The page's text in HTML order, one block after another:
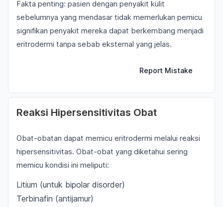
Fakta penting: pasien dengan penyakit kulit
sebelumnya yang mendasar tidak memerlukan pemicu
signifikan penyakit mereka dapat berkembang menjadi
eritrodermi tanpa sebab eksternal yang jelas.
Report Mistake
Reaksi Hipersensitivitas Obat
Obat-obatan dapat memicu eritrodermi melalui reaksi
hipersensitivitas. Obat-obat yang diketahui sering
memicu kondisi ini meliputi:
Litium (untuk bipolar disorder)
Terbinafin (antijamur)